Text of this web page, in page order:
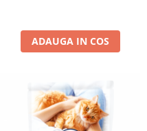
ADAUGA IN COS